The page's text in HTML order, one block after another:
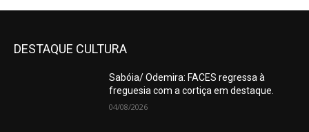
DESTAQUE CULTURA
Sabóia/ Odemira: FACES regressa à
freguesia com a cortiça em destaque.
04/08/2026